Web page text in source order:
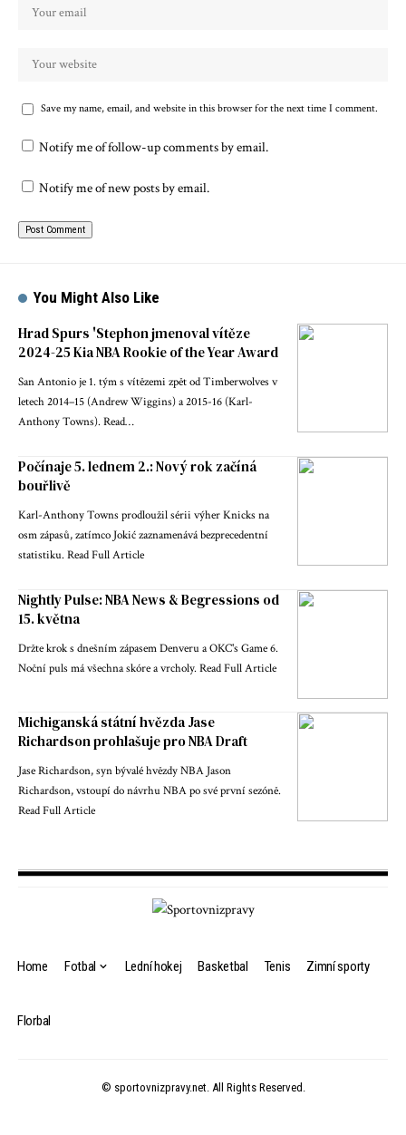
Save my name, email, and website in this browser for the next time I comment.
Notify me of follow-up comments by email.
Notify me of new posts by email.
You Might Also Like
Hrad Spurs 'Stephon jmenoval vítěze
2024-25 Kia NBA Rookie of the Year Award
San Antonio je 1. tým s vítězemi zpět od Timberwolves v
letech 2014–15 (Andrew Wiggins) a 2015-16 (Karl-
Anthony Towns). Read…
Počínaje 5. lednem 2.: Nový rok začíná
bouřlivě
Karl-Anthony Towns prodloužil sérii výher Knicks na
osm zápasů, zatímco Jokić zaznamenává bezprecedentní
statistiku. Read Full Article
Nightly Pulse: NBA News & Begressions od
15. května
Držte krok s dnešním zápasem Denveru a OKC's Game 6.
Noční puls má všechna skóre a vrcholy. Read Full Article
Michiganská státní hvězda Jase
Richardson prohlašuje pro NBA Draft
Jase Richardson, syn bývalé hvězdy NBA Jason
Richardson, vstoupí do návrhu NBA po své první sezóně.
Read Full Article
Home Fotbal Lední hokej Basketbal Tenis Zimní sporty
Florbal
© sportovnizpravy.net. All Rights Reserved.